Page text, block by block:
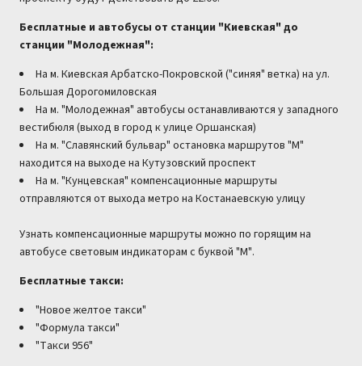
Бесплатные и автобусы от станции "Киевская" до
станции "Молодежная":
На м. Киевская Арбатско-Покровской ("синяя" ветка) на ул.
Большая Дорогомиловская
На м. "Молодежная" автобусы останавливаются у западного
вестибюля (выход в город к улице Оршанская)
На м. "Славянский бульвар" остановка маршрутов "М"
находится на выходе на Кутузовский проспект
На м. "Кунцевская" компенсационные маршруты
отправляются от выхода метро на Костанаевскую улицу
Узнать компенсационные маршруты можно по горящим на
автобусе световым индикаторам с буквой "М".
Бесплатные такси:
"Новое желтое такси"
"Формула такси"
"Такси 956"